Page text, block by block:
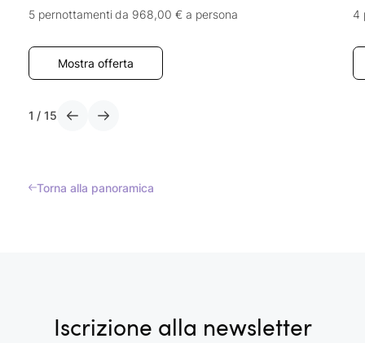
5 pernottamentida 968,00 € a persona
Mostra offerta
4
1 / 15
Torna alla panoramica
Iscrizione alla newsletter